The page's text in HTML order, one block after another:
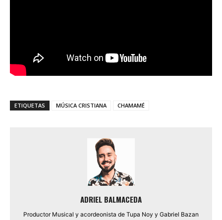
ETIQUETAS MÚSICA CRISTIANA CHAMAMÉ
ADRIEL BALMACEDA
Productor Musical y acordeonista de Tupa Noy y Gabriel Bazan